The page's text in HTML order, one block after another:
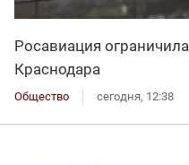
Росавиация
Краснодара
Общество сегодня, 12:38